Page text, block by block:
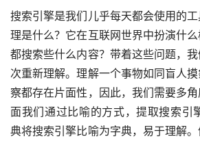
搜索引擎是我们儿乎每天都会使用的
理是什么？它在互联网世界中扮演什
都搜索些什么内容？带着这些问题，
次重新理解。理解一个事物如同盲人
察都存在片面性，因此，我们需要多
面我们通过比喻的方式，提取搜索引
典将搜索引擎比喻为字典，易于理解